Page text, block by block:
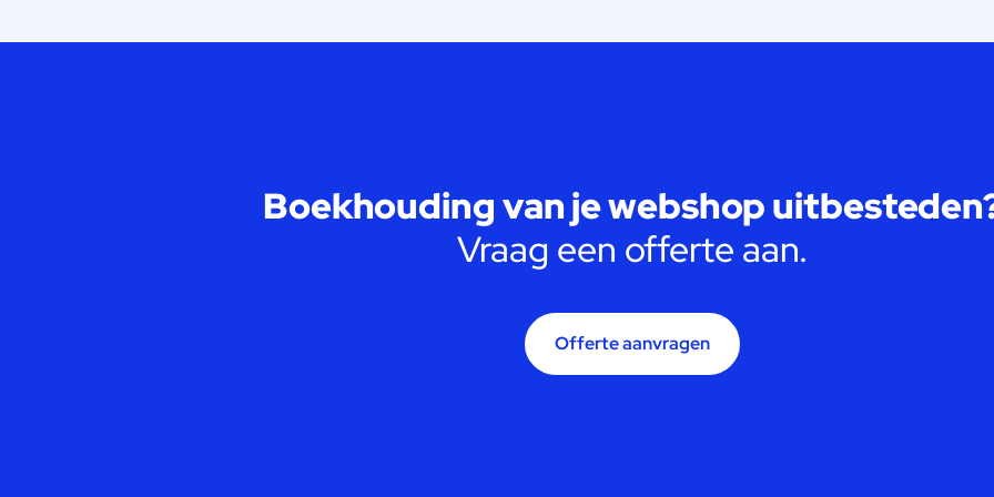
Boekhouding van je webshop
Vraag een offerte aan.
Offerte aanvragen